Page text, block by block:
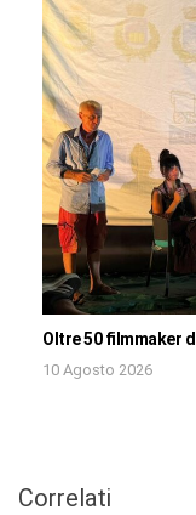
Oltre 50 filmmaker
10 Agosto 2026
Correlati